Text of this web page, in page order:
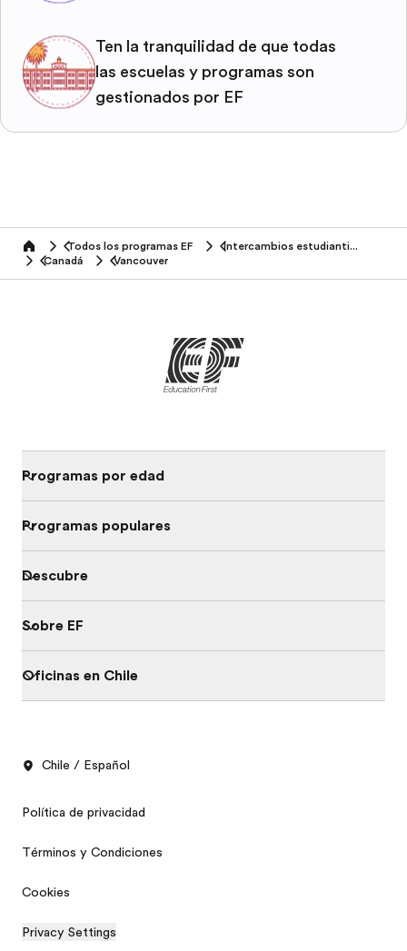
Ten la tranquilidad de que todas
las escuelas y programas son
gestionados por EF
home Todos los programas EF
Intercambios estudiantiles
Canadá
Vancouver
Programas por edad
Programas populares
Descubre
Sobre EF
Oficinas en Chile
Chile / Español
Política de privacidad
Términos y Condiciones
Cookies
Privacy Settings